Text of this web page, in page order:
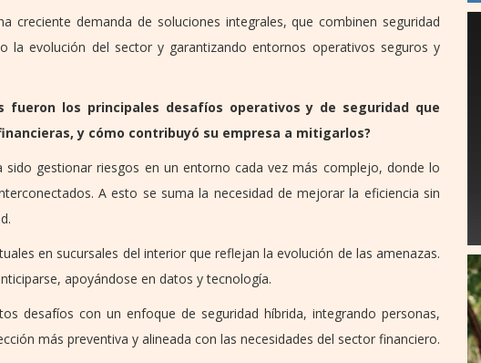
creciente demanda de soluciones integrales, que combinen seguridad
la evolución del sector y garantizando entornos operativos seguros y
fueron los principales desafíos operativos y de seguridad que
y cómo contribuyó su empresa a mitigarlos?
sido gestionar riesgos en un entorno cada vez más complejo, donde lo
A esto se suma la necesidad de mejorar la eficiencia sin
en sucursales del interior que reflejan la evolución de las amenazas.
apoyándose en datos y tecnología.
desafíos con un enfoque de seguridad híbrida, integrando personas,
más preventiva y alineada con las necesidades del sector financiero.